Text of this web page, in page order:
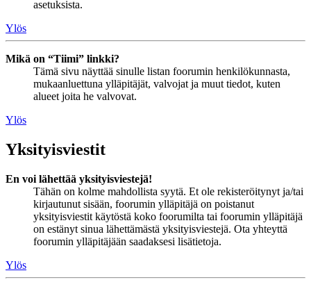
asetuksista.
Ylös
Mikä on “Tiimi” linkki?
Tämä sivu näyttää sinulle listan foorumin henkilökunnasta,
mukaanluettuna ylläpitäjät, valvojat ja muut tiedot, kuten
alueet joita he valvovat.
Ylös
Yksityisviestit
En voi lähettää yksityisviestejä!
Tähän on kolme mahdollista syytä. Et ole rekisteröitynyt ja/tai
kirjautunut sisään, foorumin ylläpitäjä on poistanut
yksityisviestit käytöstä koko foorumilta tai foorumin ylläpitäjä
on estänyt sinua lähettämästä yksityisviestejä. Ota yhteyttä
foorumin ylläpitäjään saadaksesi lisätietoja.
Ylös